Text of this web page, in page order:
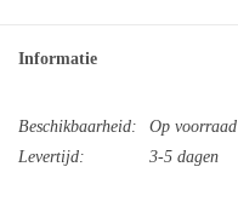
Informatie
Beschikbaarheid: Op voorraad
Levertijd:
3-5 dagen